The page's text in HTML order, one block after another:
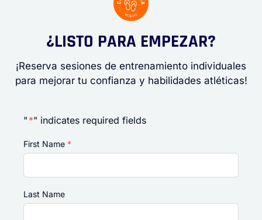
¿LISTO PARA EMPEZAR?
¡Reserva sesiones de entrenamiento individuales
para mejorar tu confianza y habilidades atléticas!
" *" indicates required fields
First Name *
Last Name